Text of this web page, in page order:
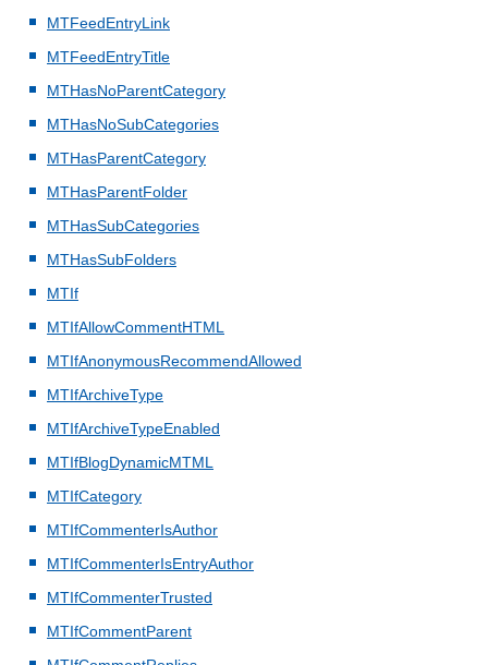
MTFeedEntryLink
MTFeedEntryTitle
MTHasNoParentCategory
MTHasNoSubCategories
MTHasParentCategory
MTHasParentFolder
MTHasSubCategories
MTHasSubFolders
MTIf
MTIfAllowCommentHTML
MTIfAnonymousRecommendAllowed
MTIfArchiveType
MTIfArchiveTypeEnabled
MTIfBlogDynamicMTML
MTIfCategory
MTIfCommenterIsAuthor
MTIfCommenterIsEntryAuthor
MTIfCommenterTrusted
MTIfCommentParent